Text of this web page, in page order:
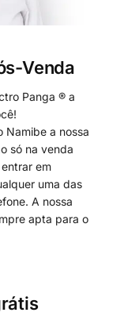
Venda
Panga ® a
Namibe a nossa
só na venda
em
uma das
A nossa
apta para o